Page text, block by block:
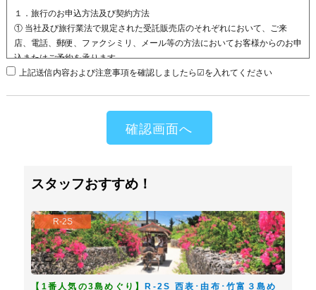
１．旅行のお申込方法及び契約方法
① 当社及び旅行業法で規定された受託販売店のそれぞれにおいて、ご来
店、電話、郵便、ファクシミリ、メール等の方法においてお客様からのお申
込またはご予約を承ります。
② その際、所定の申込手続とともに下記に定める所定の申込金をお支払頂
２．旅行代金のお支払
旅行代金全額は、当社が指定する期日までにお支払頂きます。
３．旅行代金の適用
ご参加のお客様のうち、中学生以上の方は大人料金、小学生の方は小人料
金、3歳～未就学児の方は幼児料金の適用となります。ただし、別途記載が
ある場合はその限りではありません。なお、0～2歳の同伴幼児は原則とし
て無料です。幼児の昼食手配を必要とする場合、別途実費必要料金を申し受
けます。
上記送信内容および注意事項を確認しましたら☑を入れてください
スタッフおすすめ！
R-2S
【1番人気の3島めぐり】R-2S 西表･由布･竹富３島め